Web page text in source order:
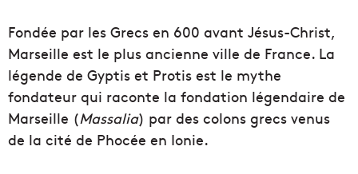
Fondée par les Grecs en 600 avant Jésus-Christ,
Marseille est le plus ancienne ville de France. La
légende de Gyptis et Protis est le mythe
fondateur qui raconte la fondation légendaire de
Marseille (Massalia) par des colons grecs venus
de la cité de Phocée en Ionie.